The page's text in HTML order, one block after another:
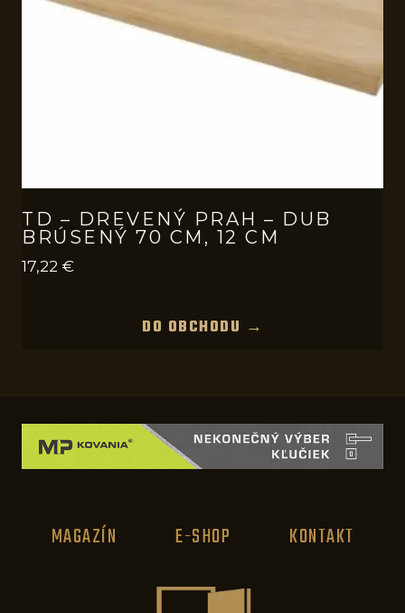
TD – DREVENÝ PRAH – DUB
BRÚSENÝ 70 CM, 12 CM
17,22 €
DO OBCHODU →
MAGAZÍN E-SHOP KONTAKT